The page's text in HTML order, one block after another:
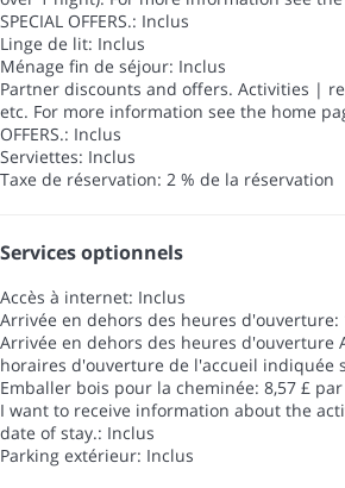
SPECIAL OFFERS.: Inclus
Linge de lit: Inclus
Ménage fin de séjour: Inclus
Partner discounts and offers. Activities |
etc. For more information see the home
OFFERS.: Inclus
Serviettes: Inclus
Taxe de réservation: 2 % de la réservation
Services optionnels
Accès à internet: Inclus
Arrivée en dehors des heures d'ouverture:
Arrivée en dehors des heures d'ouverture
horaires d'ouverture de l'accueil indiquée
Emballer bois pour la cheminée: 8,57 £
I want to receive information about the
date of stay.: Inclus
Parking extérieur: Inclus